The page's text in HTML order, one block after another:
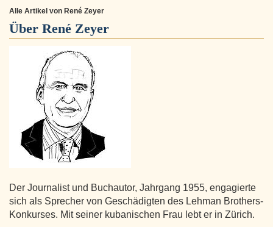
Alle Artikel von René Zeyer
Über René Zeyer
Der Journalist und Buchautor, Jahrgang 1955, engagierte
sich als Sprecher von Geschädigten des Lehman Brothers-
Konkurses. Mit seiner kubanischen Frau lebt er in Zürich.